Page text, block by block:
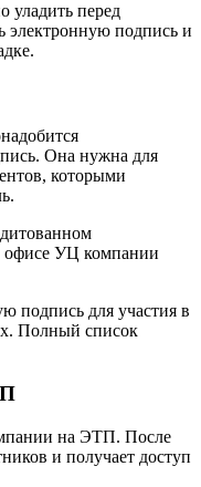
уладить перед
электронную подпись и
Она нужна для
которыми
офисе УЦ компании
подпись для участия в
Полный список
на ЭТП. После
и получает доступ